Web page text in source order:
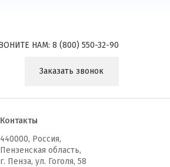
НАМ: 8 (800) 550-32-90
Заказать звонок
Контакты
440000, Россия,
Пензенская область,
г. Пенза, ул. Гоголя, 58